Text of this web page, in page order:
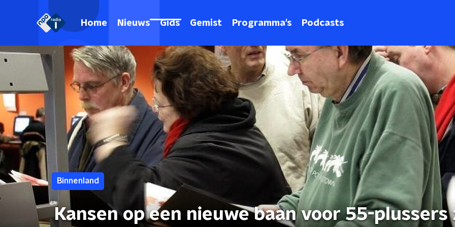
Home Nieuws Gids Gemist Programma's Podcasts
Binnenland
Kansen op een nieuwe baan voor 55-plussers